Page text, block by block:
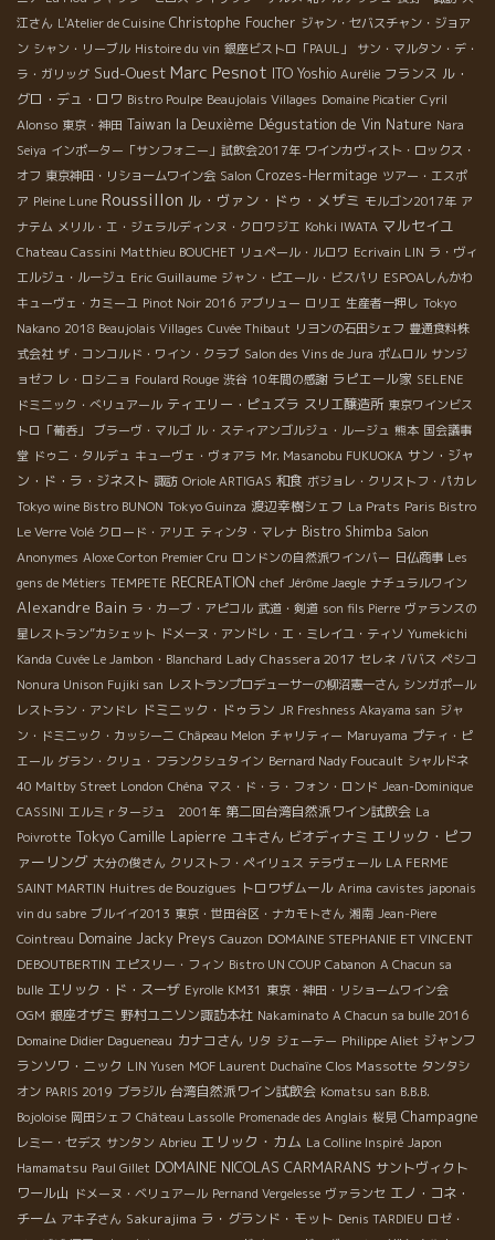
江さん L'Atelier de Cuisine Christophe Foucher ジャン・セバスチャン・ジョア
ン シャン・リーブル Histoire du vin 銀座ビストロ「PAUL」
サン・マルタン・デ・
ラ・ガリッグ Sud-Ouest Marc Pesnot ITO Yoshio Aurélie フランス ル・
グロ・デュ・ロワ Bistro Poulpe Beaujolais Villages Domaine Picatier Cyril
Alonso 東京・神田 Taiwan la Deuxième Dégustation de Vin Nature Nara
Seiya インポーター「サンフォニー」試飲会2017年 ワインカヴィスト・ロックス・
オフ 東京神田・リショームワイン会 Salon Crozes-Hermitage ツアー・エスポ
ア Pleine Lune Roussillon ル・ヴァン・ドゥ・メザミ モルゴン2017年 ア
ナテム メリル・エ・ジェラルディンヌ・クロワジエ Kohki IWATA マルセイユ
Chateau Cassini Matthieu BOUCHET リュペール・ルロワ Ecrivain LIN ラ・ヴィ
エルジュ・ルージュ Eric Guillaume ジャン・ピエール・ビスパリ ESPOAしんかわ
キューヴェ・カミーユ Pinot Noir 2016 アブリュー ロリエ 生産者一押し Tokyo
Nakano 2018 Beaujolais Villages Cuvée Thibaut リヨンの石田シェフ 豊通食料株
式会社 ザ・コンコルド・ワイン・クラブ Salon des Vins de Jura ポムロル サンジ
ョゼフ レ・ロシニョ Foulard Rouge 渋谷 10年間の感謝 ラピエール家 SELENE
ドミニック・べリュアール ティエリー・ピュズラ スリエ醸造所 東京ワインビス
トロ「葡呑」
ブラーヴ・マルゴ ル・スティアンゴルジュ・ルージュ 熊本 国会議事
堂 ドゥニ・タルデュ キューヴェ・ヴォアラ Mr. Masanobu FUKUOKA サン・ジャ
ン・ド・ラ・ジネスト 諏訪 Oriole ARTIGAS 和食 ボジョレ・クリストフ・パカレ
Tokyo wine Bistro BUNON Tokyo Guinza 渡辺幸樹シェフ La Prats Paris Bistro
Le Verre Volé クロード・アリエ ティンタ・マレナ Bistro Shimba Salon
Anonymes Aloxe Corton Premier Cru ロンドンの自然派ワインバー 日仏商事 Les
gens de Métiers TEMPETE RECREATION chef Jérôme Jaegle ナチュラルワイン
Alexandre Bain ラ・カーブ・アピコル 武道・剣道 son fils Pierre ヴァランスの
星レストラン”カシェット ドメーヌ・アンドレ・エ・ミレイユ・ティソ Yumekichi
Kanda Cuvée Le Jambon・Blanchard Lady Chassera 2017 セレネ ババス ペシコ
Nonura Unison Fujiki san レストランプロデューサーの柳沼憲一さん シンガポール
レストラン・アンドレ ドミニック・ドゥラン JR Freshness Akayama san ジャ
ン・ドミニック・カッシーニ Châpeau Melon チャリティー Maruyama プティ・ピ
エール グラン・クリュ・フランクシュタイン Bernard Nady Foucault シャルドネ
40 Maltby Street London Chéna マス・ド・ラ・フォン・ロンド Jean-Dominique
CASSINI エルミｒタージュ 2001年 第二回台湾自然派ワイン試飲会 La
Poivrotte Tokyo Camille Lapierre ユキさん ビオディナミ エリック・ピフ
ァーリング 大分の俊さん クリストフ・ペイリュス テラヴェール LA FERME
SAINT MARTIN Huitres de Bouzigues トロワザムール Arima cavistes japonais
vin du sabre ブルイイ2013 東京・世田谷区・ナカモトさん 湘南 Jean-Piere
Cointreau Domaine Jacky Preys Cauzon DOMAINE STEPHANIE ET VINCENT
DEBOUTBERTIN エピスリー・フィン Bistro UN COUP Cabanon A Chacun sa
bulle エリック・ド・スーザ Eyrolle KM31 東京・神田・リショームワイン会
OGM 銀座オザミ 野村ユニソン諏訪本社 Nakaminato A Chacun sa bulle 2016
Domaine Didier Dagueneau カナコさん リタ ジェーテー Philippe Aliet ジャンフ
ランソワ・ニック LIN Yusen MOF Laurent Duchaîne Clos Massotte タンタシ
オン PARIS 2019 ブラジル 台湾自然派ワイン試飲会 Komatsu san B.B.B.
Bojoloise 岡田シェフ Château Lassolle Promenade des Anglais 桜見 Champagne
レミー・セデス サンタン Abrieu エリック・カム La Colline Inspiré Japon
Hamamatsu Paul Gillet DOMAINE NICOLAS CARMARANS サントヴィクト
ワール山 ドメーヌ・ベリュアール Pernand Vergelesse ヴァランセ エノ・コネ・
チーム アキ子さん Sakurajima ラ・グランド・モット Denis TARDIEU ロゼ・